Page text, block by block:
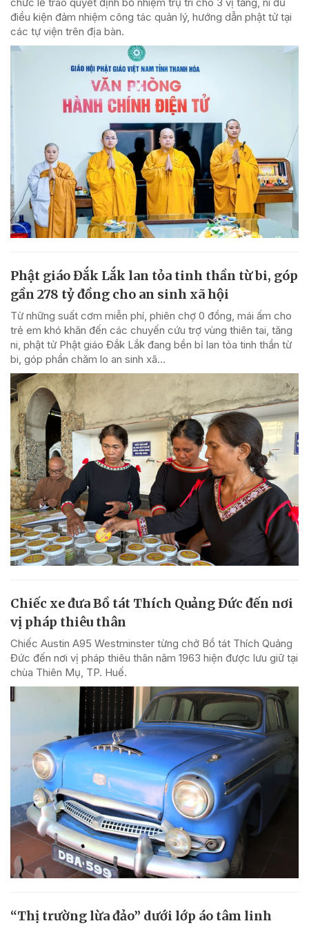
điều kiện đảm nhiệm công tác quản lý, hướng dẫn phật tử tại
các tự viện trên địa bàn.
Phật giáo Đắk Lắk lan tỏa tinh thần từ bi, góp
gần 278 tỷ đồng cho an sinh xã hội
Từ những suất cơm miễn phí, phiên chợ 0 đồng, mái ấm cho
trẻ em khó khăn đến các chuyến cứu trợ vùng thiên tai, tăng
ni, phật tử Phật giáo Đắk Lắk đang bền bỉ lan tỏa tinh thần từ
bi, góp phần chăm lo an sinh xã...
Chiếc xe đưa Bồ tát Thích Quảng Đức đến nơi
vị pháp thiêu thân
Chiếc Austin A95 Westminster từng chở Bồ tát Thích Quảng
Đức đến nơi vị pháp thiêu thân năm 1963 hiện được lưu giữ tại
chùa Thiên Mụ, TP. Huế.
“Thị trường lừa đảo” dưới lớp áo tâm linh